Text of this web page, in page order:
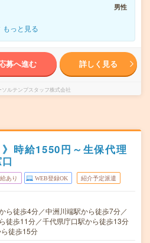
男性
もっと見る
募へ進む 詳しく見る
ソルテンプスタッフ株式会社
》時給1550円～生保代理
あり WEB登録OK 紹介予定派遣
ら徒歩4分／中洲川端駅から徒歩7分／
徒歩11分／千代県庁口駅から徒歩13分
徒歩15分